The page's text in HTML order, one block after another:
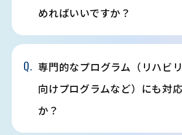
めればいいですか？
Q. 専門的なプログラム（リハビ
向けプログラムなど）にも対
か？